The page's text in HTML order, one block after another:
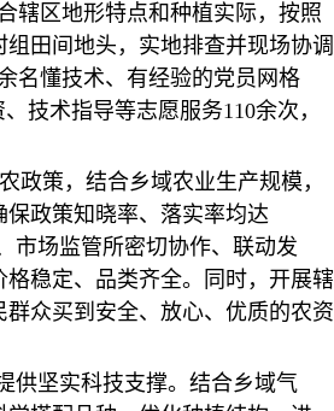
辖区地形特点和种植实际，按照
田间地头，实地排查并现场协调
名懂技术、有经验的党员网格
技术指导等志愿服务110余次，
政策，结合乡域农业生产规模，
政策知晓率、落实率均达
市场监管所密切协作、联动发
稳定、品类齐全。同时，开展辖
众买到安全、放心、优质的农资
供坚实科技支撑。结合乡域气